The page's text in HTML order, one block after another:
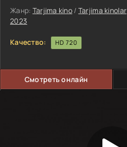
Жанр: Tarjima kino / Tarjima kinolar
2023
Качество: HD 720
Смотреть онлайн